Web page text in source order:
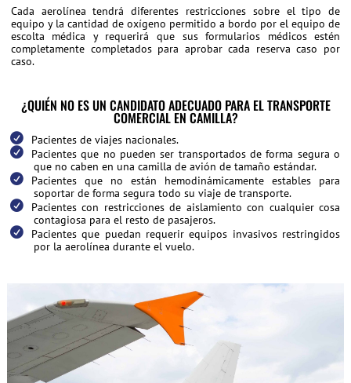
Cada aerolínea tendrá diferentes restricciones sobre el tipo de
equipo y la cantidad de oxígeno permitido a bordo por el equipo de
escolta médica y requerirá que sus formularios médicos estén
completamente completados para aprobar cada reserva caso por
caso.
¿QUIÉN NO ES UN CANDIDATO ADECUADO PARA EL TRANSPORTE
COMERCIAL EN CAMILLA?
Pacientes de viajes nacionales.
Pacientes que no pueden ser transportados de forma segura o
que no caben en una camilla de avión de tamaño estándar.
Pacientes que no están hemodinámicamente estables para
soportar de forma segura todo su viaje de transporte.
Pacientes con restricciones de aislamiento con cualquier cosa
contagiosa para el resto de pasajeros.
Pacientes que puedan requerir equipos invasivos restringidos
por la aerolínea durante el vuelo.